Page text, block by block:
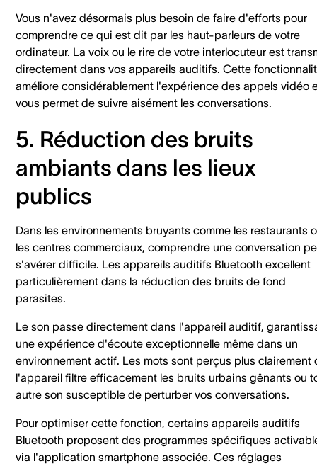
Vous n'avez désormais plus besoin de faire d'efforts pour
comprendre ce qui est dit par les haut-parleurs de votre
ordinateur. La voix ou le rire de votre interlocuteur est
directement dans vos appareils auditifs. Cette
améliore considérablement l'expérience des appels vidéo
vous permet de suivre aisément les conversations.
5. Réduction des bruits
ambiants dans les lieux
publics
Dans les environnements bruyants comme les restaurants
les centres commerciaux, comprendre une conversation
s'avérer difficile. Les appareils auditifs Bluetooth excellent
particulièrement dans la réduction des bruits de fond
parasites.
Le son passe directement dans l'appareil auditif,
une expérience d'écoute exceptionnelle même dans un
environnement actif. Les mots sont perçus plus clairement
l'appareil filtre efficacement les bruits urbains gênants ou
autre son susceptible de perturber vos conversations.
Pour optimiser cette fonction, certains appareils auditifs
Bluetooth proposent des programmes spécifiques
via l'application smartphone associée. Ces réglages